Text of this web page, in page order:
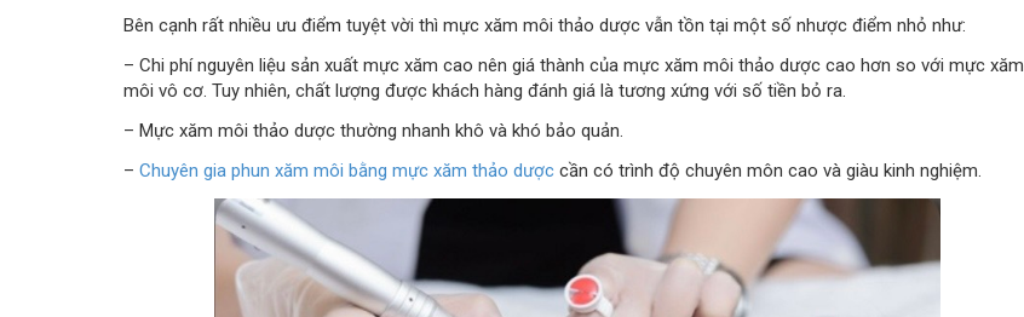
Bên cạnh rất nhiều ưu điểm tuyệt vời thì mực xăm môi thảo dược vẫn tồn tại một số nhược điểm nhỏ như:
– Chi phí nguyên liệu sản xuất mực xăm cao nên giá thành của mực xăm môi thảo dược cao hơn so với mực xăm
môi vô cơ. Tuy nhiên, chất lượng được khách hàng đánh giá là tương xứng với số tiền bỏ ra.
– Mực xăm môi thảo dược thường nhanh khô và khó bảo quản.
– Chuyên gia phun xăm môi bằng mực xăm thảo dược cần có trình độ chuyên môn cao và giàu kinh nghiệm.